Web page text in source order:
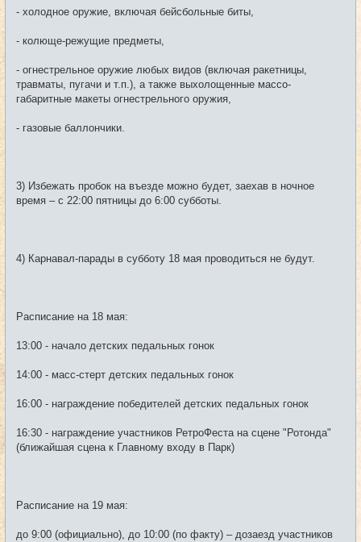
- холодное оружие, включая бейсбольные биты,
- колюще-режущие предметы,
- огнестрельное оружие любых видов (включая ракетницы,
травматы, пугачи и т.п.), а также выхолощенные массо-
габаритные макеты огнестрельного оружия,
- газовые баллончики.
3) Избежать пробок на въезде можно будет, заехав в ночное
время – с 22:00 пятницы до 6:00 субботы.
4) Карнавал-парады в субботу 18 мая проводиться не будут.
Расписание на 18 мая:
13:00 - начало детских педальных гонок
14:00 - масс-стерт детских педальных гонок
16:00 - награждение победителей детских педальных гонок
16:30 - награждение участников РетроФеста на сцене "Ротонда"
(ближайшая сцена к Главному входу в Парк)
Расписание на 19 мая:
до 9:00 (официально), до 10:00 (по факту) – дозаезд участников